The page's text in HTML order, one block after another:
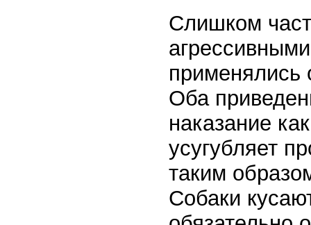
Слишком
применялись
Оба
наказание
усугубляет
таким
Собаки